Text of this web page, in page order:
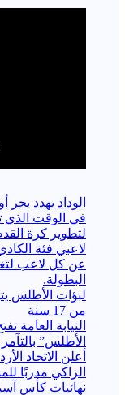
الوداد يهدد
في الوقت الذي
لتطوير كرة
عن كل لاعب
البطولة.
لبؤات الأطلس
من 17 سنة
النيابة العامة
الأطلس” بالتآمر
أعلن الاتحاد
الزاكي مدربًا
نهائيات كأس